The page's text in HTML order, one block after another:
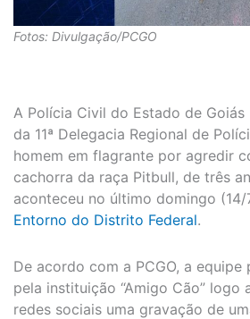
Fotos: Divulgação/PCGO
A Polícia Civil do Estado de Goiás
da 11ª Delegacia Regional de
homem em flagrante por agredir
cachorra da raça Pitbull, de três
aconteceu no último domingo (14/
Entorno do Distrito Federal.
De acordo com a PCGO, a
pela instituição “Amigo Cão” logo
redes sociais uma gravação de